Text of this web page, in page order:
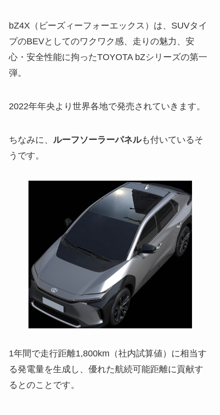
bZ4X（ビーズィーフォーエックス）は、SUVタイ
プのBEVとしてのワクワク感、走りの魅力、安
心・安全性能に拘ったTOYOTA bZシリーズの第一
弾。
2022年年央より世界各地で発売されていきます。
ちなみに、 ルーフソーラーパネルも付いているそ
うです。
1年間で走行距離1,800km（社内試算値）に相当す
る発電量を生成し、優れた航続可能距離に貢献す
るとのことです。